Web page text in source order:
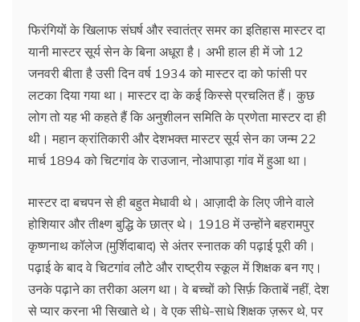
फिरंगियों के खिलाफ संघर्ष और स्वातंत्र समर का इतिहास मास्टर दा
यानी मास्टर सूर्य सेन के बिना अधूरा है। अभी हाल ही में जो 12
जनवरी बीता है उसी दिन वर्ष 1934 को मास्टर दा को फांसी पर
लटका दिया गया था। मास्टर दा के कई किस्से प्रचलित हैं। कुछ
लोग तो यह भी कहते हैं कि अनुशीलन समिति के प्रणेता मास्टर दा ही
थी। महान क्रांतिकारी और देशभक्त मास्टर सूर्य सेन का जन्म 22
मार्च 1894 को चिटगांव के राउजान, नोआपाड़ा गांव में हुआ था।
मास्टर दा बचपन से ही बहुत मेधावी थे। आज़ादी के लिए जीने वाले
होशियार और तीक्ष्ण बुद्धि के छात्र थे। 1918 में उन्होंने बहरामपुर
कृष्णनाथ कॉलेज (मुर्शिदाबाद) से अंतर स्नातक की पढ़ाई पूरी की।
पढ़ाई के बाद वे चिटगांव लौटे और राष्ट्रीय स्कूल में शिक्षक बन गए।
उनके पढ़ाने का तरीका अलग था। वे बच्चों को सिर्फ़ किताबें नहीं, देश
से प्यार करना भी सिखाते थे। वे एक सीधे-साधे शिक्षक ज़रूर थे, पर